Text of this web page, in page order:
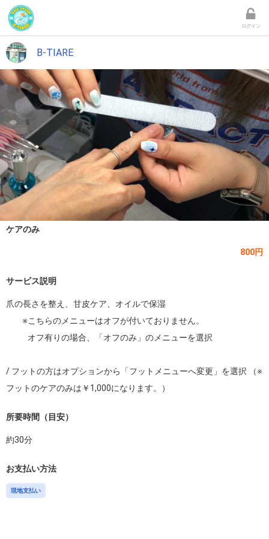
ログイン
B-TIARE
ケアのみ
800円
サービス説明
爪の長さを整え、甘皮ケア、オイルで保湿
/ フットの方はオプションから「フットメニューへ変更」を選択 （※
フットのケアのみは￥1,000になります。）
所要時間（目安）
約30分
お支払い方法
現地支払い